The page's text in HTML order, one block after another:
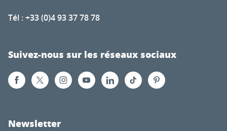
Tél : +33 (0)4 93 37 78 78
Suivez-nous sur les réseaux sociaux
Newsletter